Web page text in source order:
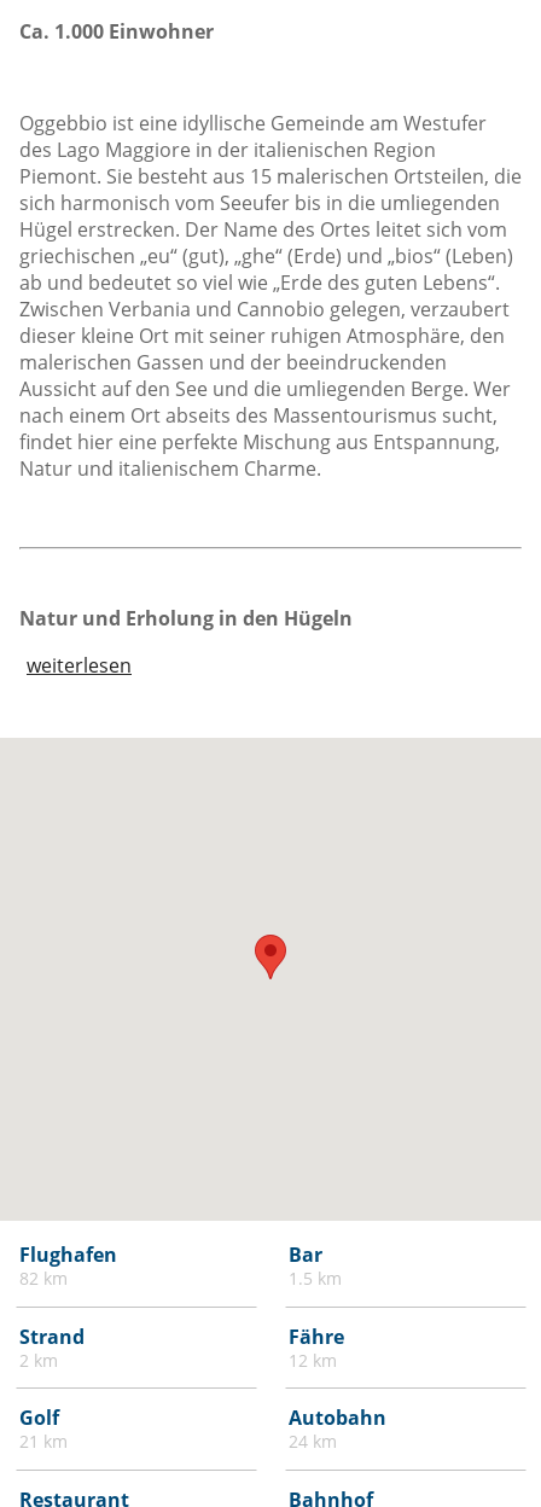
Ca. 1.000 Einwohner
Oggebbio ist eine idyllische Gemeinde am Westufer
des Lago Maggiore in der italienischen Region
Piemont. Sie besteht aus 15 malerischen Ortsteilen, die
sich harmonisch vom Seeufer bis in die umliegenden
Hügel erstrecken. Der Name des Ortes leitet sich vom
griechischen „eu“ (gut), „ghe“ (Erde) und „bios“ (Leben)
ab und bedeutet so viel wie „Erde des guten Lebens“.
Zwischen Verbania und Cannobio gelegen, verzaubert
dieser kleine Ort mit seiner ruhigen Atmosphäre, den
malerischen Gassen und der beeindruckenden
Aussicht auf den See und die umliegenden Berge. Wer
nach einem Ort abseits des Massentourismus sucht,
findet hier eine perfekte Mischung aus Entspannung,
Natur und italienischem Charme.
Natur und Erholung in den Hügeln
weiterlesen
Flughafen
82 km
Bar
1.5 km
Strand
2 km
Fähre
12 km
Golf
21 km
Autobahn
24 km
Restaurant Bahnhof